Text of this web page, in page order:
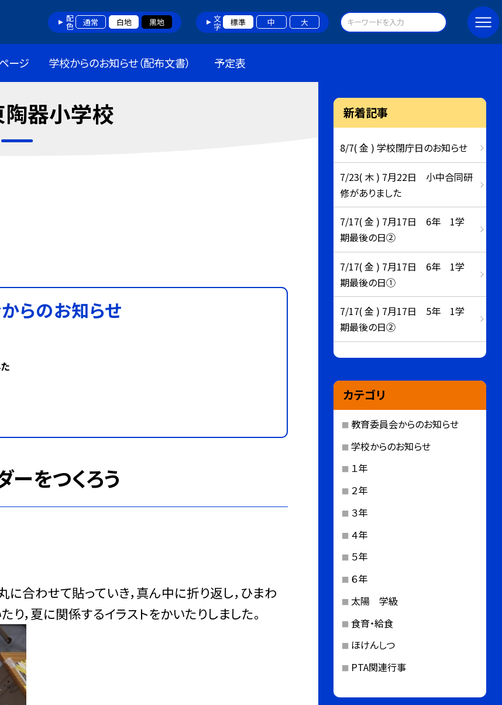
配色 通常 白地 黒地 文字 標準 中 大
ージ 学校からのお知らせ（配布文書） 予定表
器小学校
らのお知らせ
をつくろう
合わせて貼っていき，真ん中に折り返し，ひまわ
り，夏に関係するイラストをかいたりしました。
新着記事
8/7( 金 ) 学校閉庁日のお知らせ
7/23( 木 ) 7月22日 小中合同研
修がありました
7/17( 金 ) 7月17日 6年 1学
期最後の日②
7/17( 金 ) 7月17日 6年 1学
期最後の日①
7/17( 金 ) 7月17日 5年 1学
期最後の日②
カテゴリ
教育委員会からのお知らせ
学校からのお知らせ
１年
２年
３年
４年
５年
６年
太陽 学級
食育・給食
ほけんしつ
PTA関連行事